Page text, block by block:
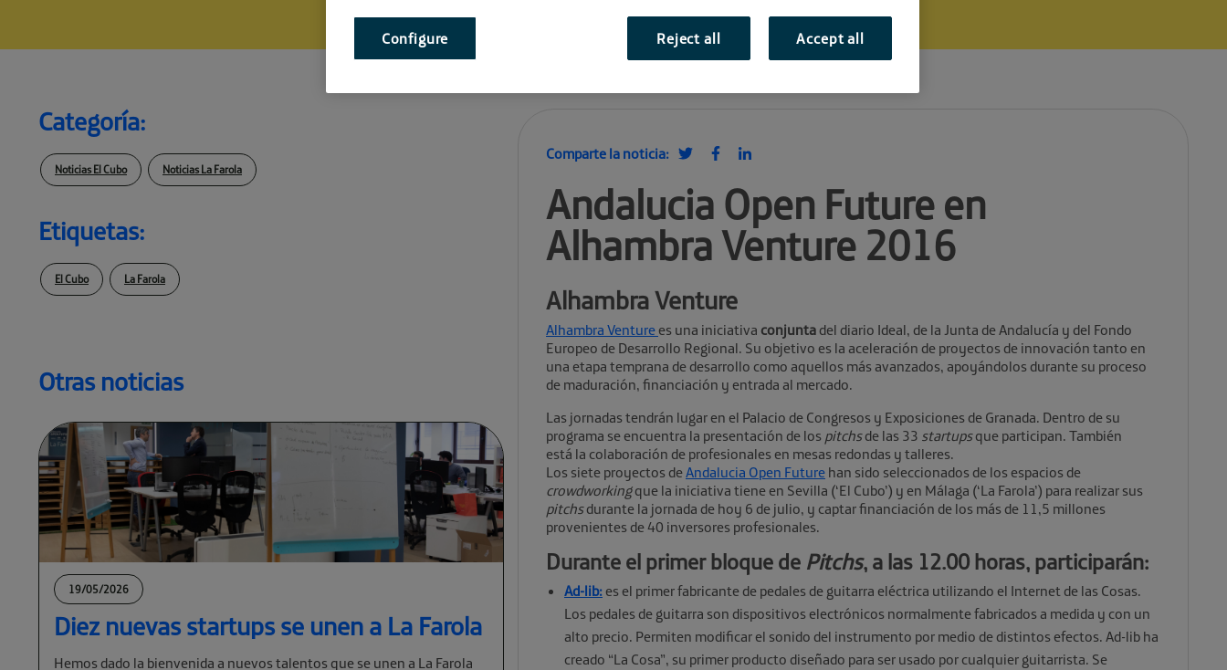
Categoría:
Noticias El Cubo Noticias La Farola
Etiquetas:
El Cubo La Farola
Otras noticias
19/05/2026
Diez nuevas startups se unen a La Farola
Hemos dado la bienvenida a nuevos talentos que se unen a La Farola
Comparte la noticia:
Andalucia Open Future en
Alhambra Venture 2016
Alhambra Venture
Alhambra Venturees una iniciativa conjunta del diario Ideal, de la Junta de Andalucía y del Fondo
Europeo de Desarrollo Regional. Su objetivo es la aceleración de proyectos de innovación tanto en
una etapa temprana de desarrollo como aquellos más avanzados, apoyándolos durante su proceso
de maduración, financiación y entrada al mercado.
Las jornadas tendrán lugar en el Palacio de Congresos y Exposiciones de Granada. Dentro de su
programa se encuentra la presentación de los pitchsde las 33 startupsque participan. También
está la colaboración de profesionales en mesas redondas y talleres.
Los siete proyectos deAndalucia Open Future han sido seleccionados de los espacios de
crowdworkingque la iniciativa tiene en Sevilla (‘El Cubo’) y en Málaga (‘La Farola’) para realizar sus
pitchsdurante la jornada de hoy 6 de julio, y captar financiación de los más de 11,5 millones
provenientes de 40 inversores profesionales.
Durante el primer bloque de Pitchs, a las 12.00 horas, participarán:
Ad-lib:es el primer fabricante de pedales de guitarra eléctrica utilizando el Internet de las Cosas.
Los pedales de guitarra son dispositivos electrónicos normalmente fabricados a medida y con un
alto precio. Permiten modificar el sonido del instrumento por medio de distintos efectos. Ad-lib ha
creado “La Cosa”, su primer producto diseñado para ser usado por cualquier guitarrista. Se
Reject all Accept all
Configure